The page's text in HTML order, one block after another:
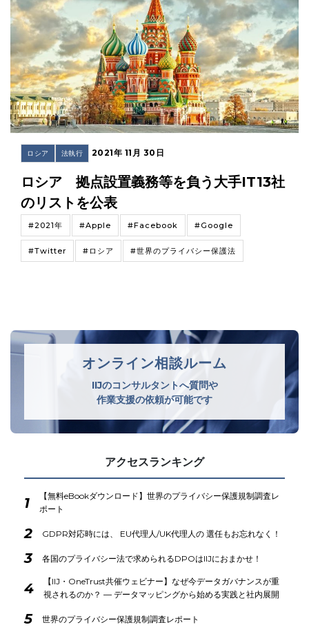
ロシア 法執行 2021年 11月 30日
ロシア 拠点設置義務等を負う大手IT13社
のリストを公表
#2021年 #Apple #Facebook #Google
#Twitter #ロシア #世界のプライバシー保護法
オンライン相談ルーム
IIJのコンサルタントへ質問や
作業支援の依頼が可能です
アクセスランキング
1
【無料eBookダウンロード】世界のプライバシー保護規制調査レ
ポート
2 GDPR対応時には、 EU代理人/UK代理人の 選任もお忘れなく！
3 各国のプライバシー法で求められるDPOはIIJにおまかせ！
4
【IIJ・OneTrust共催ウェビナー】なぜ今データガバナンスが重
視されるのか？ ― データマッピングから始める実践と社内展開
5 世界のプライバシー保護規制調査レポート